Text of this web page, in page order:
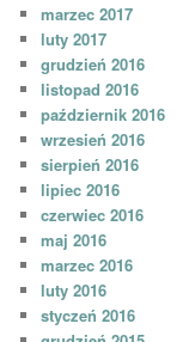
marzec 2017
luty 2017
grudzień 2016
listopad 2016
październik 2016
wrzesień 2016
sierpień 2016
lipiec 2016
czerwiec 2016
maj 2016
marzec 2016
luty 2016
styczeń 2016